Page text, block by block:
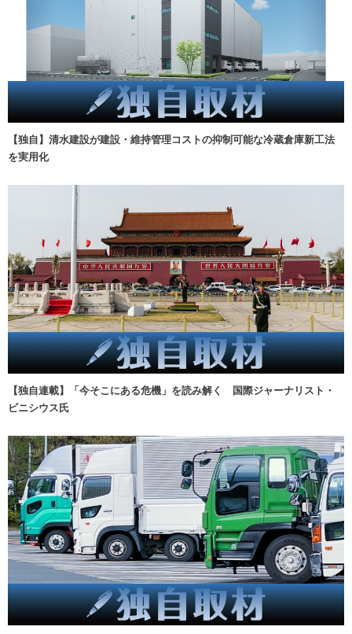
【独自】清水建設が建設・維持管理コストの抑制可能な冷蔵倉庫新工法
を実用化
【独自連載】「今そこにある危機」を読み解く 国際ジャーナリスト・
ビニシウス氏